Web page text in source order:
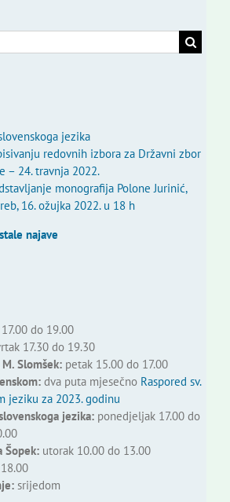
jezika
redovnih izbora za Državni zbor
– 24. travnja 2022.
monografija Polone Jurinić,
16. ožujka 2022. u 18 h
najave
do 19.00
17.30 do 19.30
Slomšek:petak 15.00 do 17.00
dva puta mjesečno Raspored sv.
jeziku za 2023. godinu
jezika:ponedjeljak 17.00 do
Šopek:utorak 10.00 do 13.00
srijedom